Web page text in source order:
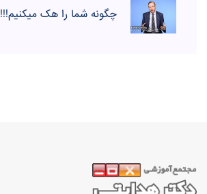
چگونه شما را هک میکنیم!!!